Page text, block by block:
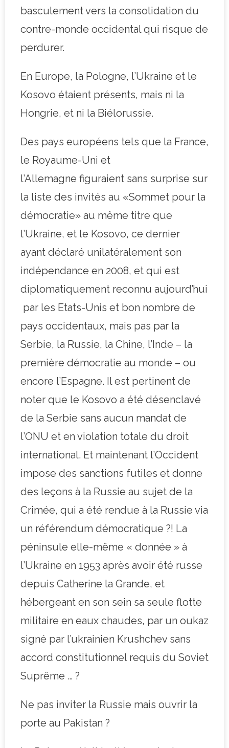
basculement vers la consolidation du
contre-monde occidental qui risque de
perdurer.
En Europe, la Pologne, l’Ukraine et le
Kosovo étaient présents, mais ni la
Hongrie, et ni la Biélorussie.
Des pays européens tels que la France,
le Royaume-Uni et
l’Allemagne figuraient sans surprise sur
la liste des invités au «Sommet pour la
démocratie» au même titre que
l’Ukraine, et le Kosovo, ce dernier
ayant déclaré unilatéralement son
indépendance en 2008, et qui est
diplomatiquement reconnu aujourd’hui
par les Etats-Unis et bon nombre de
pays occidentaux, mais pas par la
Serbie, la Russie, la Chine, l’Inde – la
première démocratie au monde – ou
encore l’Espagne. Il est pertinent de
noter que le Kosovo a été désenclavé
de la Serbie sans aucun mandat de
l’ONU et en violation totale du droit
international. Et maintenant l’Occident
impose des sanctions futiles et donne
des leçons à la Russie au sujet de la
Crimée, qui a été rendue à la Russie via
un référendum démocratique ?! La
péninsule elle-même « donnée » à
l’Ukraine en 1953 après avoir été russe
depuis Catherine la Grande, et
hébergeant en son sein sa seule flotte
militaire en eaux chaudes, par un oukaz
signé par l’ukrainien Krushchev sans
accord constitutionnel requis du Soviet
Suprême … ?
Ne pas inviter la Russie mais ouvrir la
porte au Pakistan ?